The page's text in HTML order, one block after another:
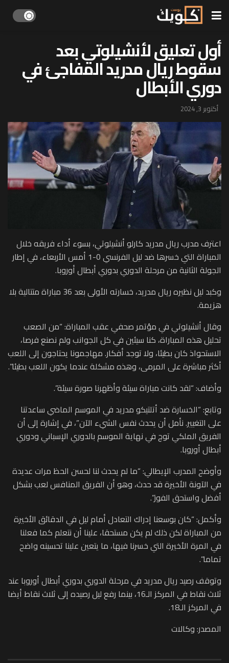
أول تعليق لأنشيلوتي بعد
سقوط ريال مدريد المفاجئ في
دوري الأبطال
أكتوبر 3, 2024
اعترف مدرب ريال مدريد كارلو أنشيلوتي، بسوء أداء فريقه خلال
المباراة التي خسرها ضد ليل الفرنسي 0-1 أمس الأربعاء، في إطار
الجولة الثانية من مرحلة الدوري بدوري أبطال أوروبا.
وكبد ليل نظيره ريال مدريد، خسارته الأولى بعد 36 مباراة متتالية بلا
هزيمة.
وقال أنشيلوتي في مؤتمر صحفي عقب المباراة: “من الصعب
تحليل هذه المباراة، كنا سيئين في كل الجوانب ولم نصنع فرصا،
الاستحواذ كان بطيئا، ولا توجد أفكار. مهاجمونا يحتاجون إلى اللعب
أكثر مباشرة على المرمى، وهذه مشكلة عندما يكون اللعب بطيئا”.
وأضاف: “لقد كانت مباراة سيئة وأظهرنا صورة سيئة”.
وتابع: “الخسارة ضد أتلتيكو مدريد في الموسم الماضي ساعدتنا
على التغيير. نأمل أن يحدث نفس الشيء الآن”، في إشارة إلى أن
الفريق الملكي توج في نهاية الموسم بالدوري الإسباني ودوري
أبطال أوروبا.
وأوضح المدرب الإيطالي: “ما لم يحدث لنا لحسن الحظ مرات عديدة
في الآونة الأخيرة قد حدث، وهو أن الفريق المنافس لعب بشكل
أفضل واستحق الفوز”.
وأكمل: “كان بوسعنا إدراك التعادل أمام ليل في الدقائق الأخيرة
من المباراة لكن ذلك لم يكن مستحقا، علينا أن نتعلم كما فعلنا
في المرة الأخيرة التي خسرنا فيها، ما يتعين علينا تحسينه واضح
تماما”.
وتوقف رصيد ريال مدريد في مرحلة الدوري بدوري أبطال أوروبا عند
ثلاث نقاط في المركز الـ16، بينما رفع ليل رصيده إلى ثلاث نقاط أيضا
في المركز الـ18.
المصدر: وكالات